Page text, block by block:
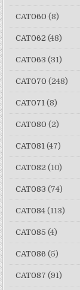
CAT060 (8)
CAT062 (48)
CAT063 (31)
CAT070 (248)
CAT071 (8)
CAT080 (2)
CAT081 (47)
CAT082 (10)
CAT083 (74)
CAT084 (113)
CAT085 (4)
CAT086 (5)
CAT087 (91)